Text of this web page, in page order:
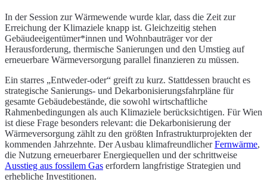
In der Session zur Wärmewende wurde klar, dass die Zeit zur
Erreichung der Klimaziele knapp ist. Gleichzeitig stehen
Gebäudeeigentümer*innen und Wohnbauträger vor der
Herausforderung, thermische Sanierungen und den Umstieg auf
erneuerbare Wärmeversorgung parallel finanzieren zu müssen.
Ein starres „Entweder-oder“ greift zu kurz. Stattdessen braucht es
strategische Sanierungs- und Dekarbonisierungsfahrpläne für
gesamte Gebäudebestände, die sowohl wirtschaftliche
Rahmenbedingungen als auch Klimaziele berücksichtigen. Für Wien
ist diese Frage besonders relevant: die Dekarbonisierung der
Wärmeversorgung zählt zu den größten Infrastrukturprojekten der
kommenden Jahrzehnte. Der Ausbau klimafreundlicherFernwärme,
die Nutzung erneuerbarer Energiequellen und der schrittweise
Ausstieg aus fossilem Gas erfordern langfristige Strategien und
erhebliche Investitionen.